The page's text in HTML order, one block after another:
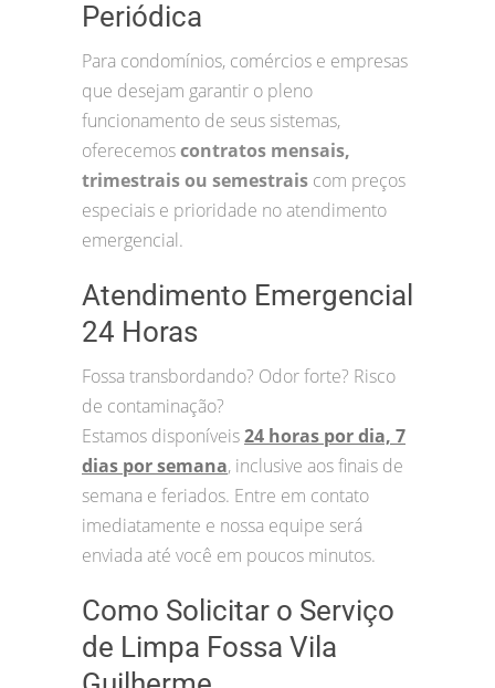
Periódica
Para condomínios, comércios e empresas
que desejam garantir o pleno
funcionamento de seus sistemas,
oferecemoscontratos mensais,
trimestrais ou semestrais com preços
especiais e prioridade no atendimento
emergencial.
Atendimento Emergencial
24 Horas
Fossa transbordando? Odor forte? Risco
de contaminação?
Estamos disponíveis24 horas por dia, 7
dias por semana, inclusive aos finais de
semana e feriados. Entre em contato
imediatamente e nossa equipe será
enviada até você em poucos minutos.
Como Solicitar o Serviço
de Limpa Fossa Vila